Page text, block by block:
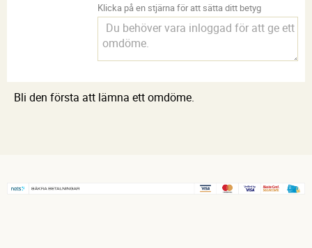
Klicka på en stjärna för att sätta ditt betyg
Bli den första att lämna ett omdöme.